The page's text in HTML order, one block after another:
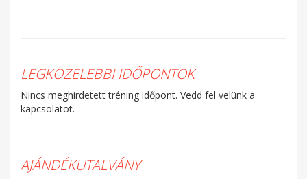
LEGKÖZELEBBI IDŐPONTOK
Nincs meghirdetett tréning időpont. Vedd fel velünk a
kapcsolatot.
AJÁNDÉKUTALVÁNY